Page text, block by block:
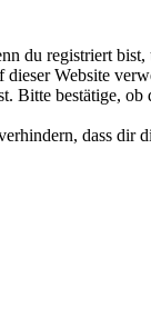
du registriert
Website
Bitte bestätige,
dass